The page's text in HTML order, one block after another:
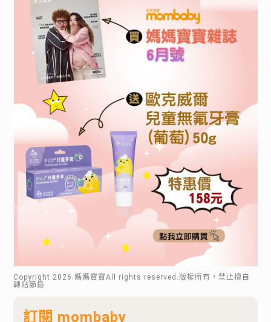
Copyright 2026 .媽媽寶寶All rights reserved.版權所有，禁止擅自
轉貼節錄
訂閱 mombaby